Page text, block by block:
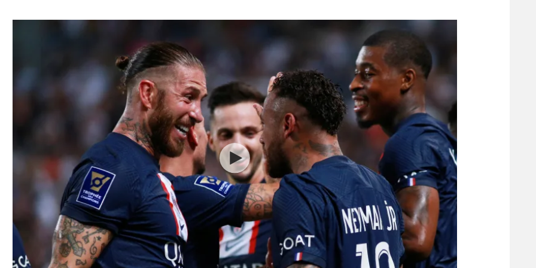
תקנון משתתפים וזוכים בפרסים
תקנון עבור פעילות אלקטרה
תקנון עבור פעילות ספורט 1 – "מרלן"
גיימינג E-Sports
תנאי שימוש
מדיניות פרטיות
תקנון פעילות ספורט 1
רשיון להקרנה פומבית לבית עסק
הצטרפות לחבילת הערוצים
לוח דרושים – ג'ובנט
תגיות
הפועל תל אביב
הפועל חיפה
מכבי נתניה
בני יהודה
ליגה סינית
ליגות נוספות